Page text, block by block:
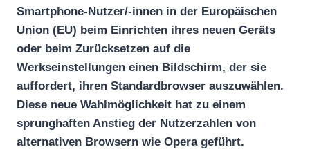
Smartphone-Nutzer/-innen in der Europäischen
Union (EU) beim Einrichten ihres neuen Geräts
oder beim Zurücksetzen auf die
Werkseinstellungen einen Bildschirm, der sie
auffordert, ihren Standardbrowser auszuwählen.
Diese neue Wahlmöglichkeit hat zu einem
sprunghaften Anstieg der Nutzerzahlen von
alternativen Browsern wie Opera geführt.